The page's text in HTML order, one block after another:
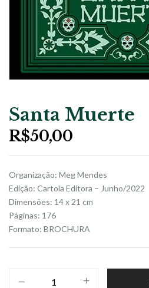
Santa Muerte
R$50,00
Organização: Meg Mendes
Edição: Cartola Editora – Junho/2022
Dimensões: 14 x 21 cm
Páginas: 176
Formato: BROCHURA